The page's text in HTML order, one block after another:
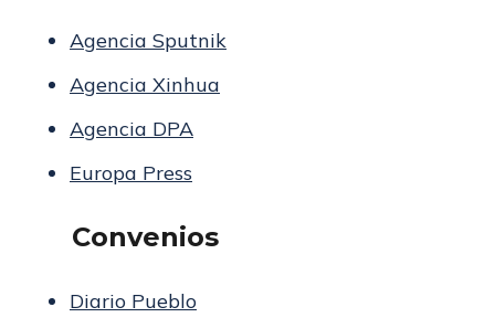
Agencia Sputnik
Agencia Xinhua
Agencia DPA
Europa Press
Convenios
Diario Pueblo